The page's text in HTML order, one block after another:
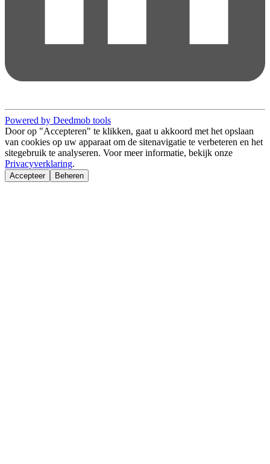
Powered by Deedmob tools
Door op "Accepteren" te klikken, gaat u akkoord met het opslaan
van cookies op uw apparaat om de sitenavigatie te verbeteren en het
sitegebruik te analyseren. Voor meer informatie, bekijk onze
Privacyverklaring.
Accepteer Beheren